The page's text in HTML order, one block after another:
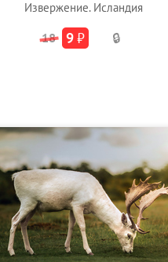
Извержение. Исландия
18 9₽ 🔒